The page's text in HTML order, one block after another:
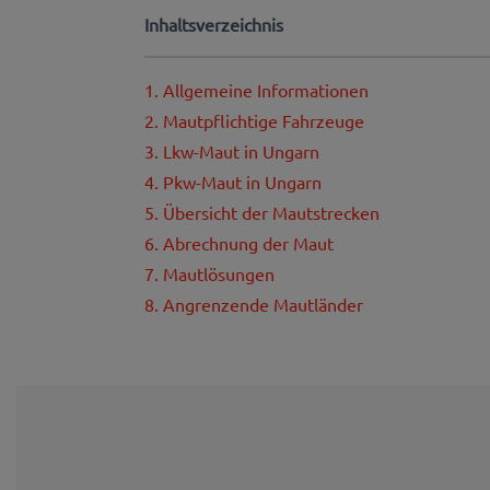
Inhaltsverzeichnis
1. Allgemeine Informationen
2. Mautpflichtige Fahrzeuge
3. Lkw-Maut in Ungarn
4. Pkw-Maut in Ungarn
5. Übersicht der Mautstrecken
6. Abrechnung der Maut
7. Mautlösungen
8. Angrenzende Mautländer